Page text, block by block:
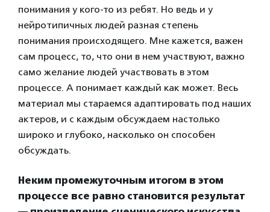
понимания у кого-то из ребят. Но ведь и у
нейротипичных людей разная степень
понимания происходящего. Мне кажется, важен
сам процесс, то, что они в нем участвуют, важно
само желание людей участвовать в этом
процессе. А понимает каждый как может. Весь
материал мы стараемся адаптировать под наших
актеров, и с каждым обсуждаем настолько
широко и глубоко, насколько он способен
обсуждать.
Неким промежуточным итогом в этом
процессе все равно становится результат